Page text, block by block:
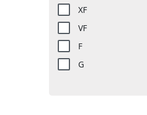
XF
VF
F
G